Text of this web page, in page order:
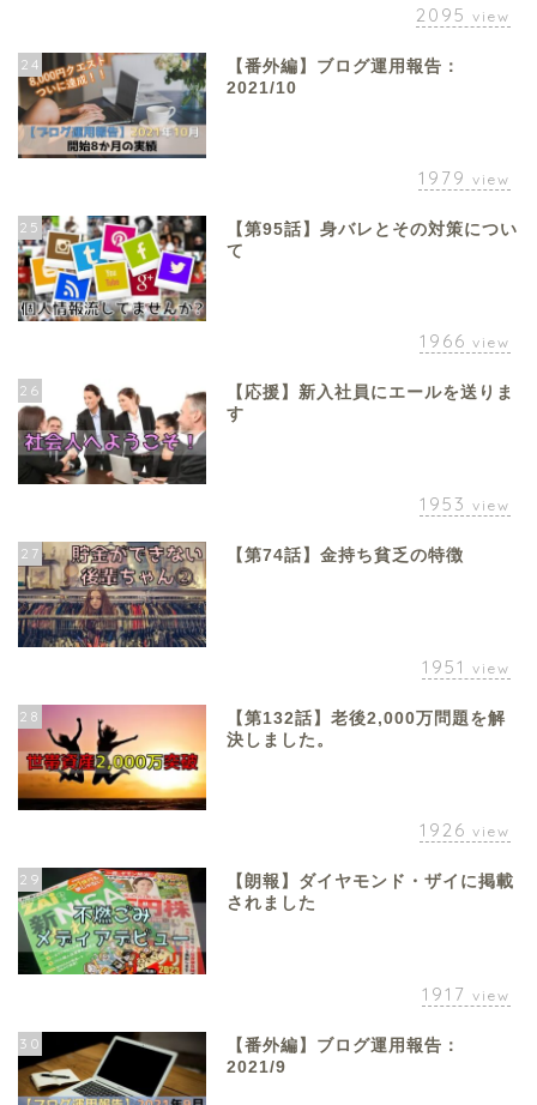
2095 view
24
【番外編】ブログ運用報告：
2021/10
1979 view
25
【第95話】身バレとその対策につい
て
1966 view
26
【応援】新入社員にエールを送りま
す
1953 view
27 【第74話】金持ち貧乏の特徴
1951 view
28
【第132話】老後2,000万問題を解
決しました。
1926 view
29
【朗報】ダイヤモンド・ザイに掲載
されました
1917 view
30
【番外編】ブログ運用報告：
2021/9